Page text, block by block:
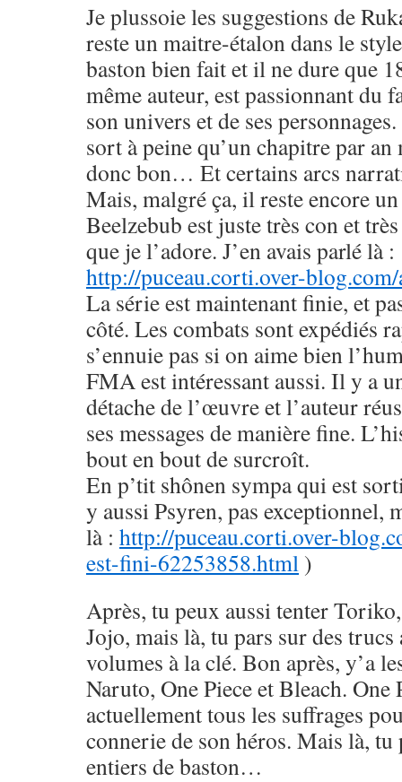
Je plussoie les suggestions de
reste un maitre-étalon dans le
baston bien fait et il ne dure que
même auteur, est passionnant du
son univers et de ses
sort à peine qu’un chapitre par
donc bon… Et certains arcs
Mais, malgré ça, il reste encore
Beelzebub est juste très con et
que je l’adore. J’en avais parlé là :
http://puceau.corti.over-
La série est maintenant finie, et
côté. Les combats sont expédiés
s’ennuie pas si on aime bien
FMA est intéressant aussi. Il y a
détache de l’œuvre et l’auteur
ses messages de manière fine.
bout en bout de surcroît.
En p’tit shônen sympa qui est
y aussi Psyren, pas exceptionnel,
là : http://puceau.corti.over-
est-fini-62253858.html )
Après, tu peux aussi tenter
Jojo, mais là, tu pars sur des trucs
volumes à la clé. Bon après, y’a
Naruto, One Piece et Bleach. One
actuellement tous les suffrages
connerie de son héros. Mais là,
entiers de baston…